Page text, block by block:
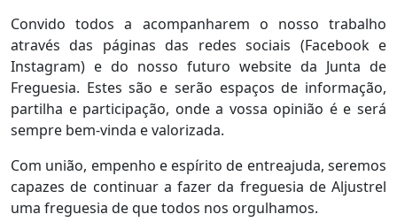
Convido todos a acompanharem o nosso trabalho
através das páginas das redes sociais (Facebook e
Instagram) e do nosso futuro website da Junta de
Freguesia. Estes são e serão espaços de informação,
partilha e participação, onde a vossa opinião é e será
sempre bem-vinda e valorizada.
Com união, empenho e espírito de entreajuda, seremos
capazes de continuar a fazer da freguesia de Aljustrel
uma freguesia de que todos nos orgulhamos.